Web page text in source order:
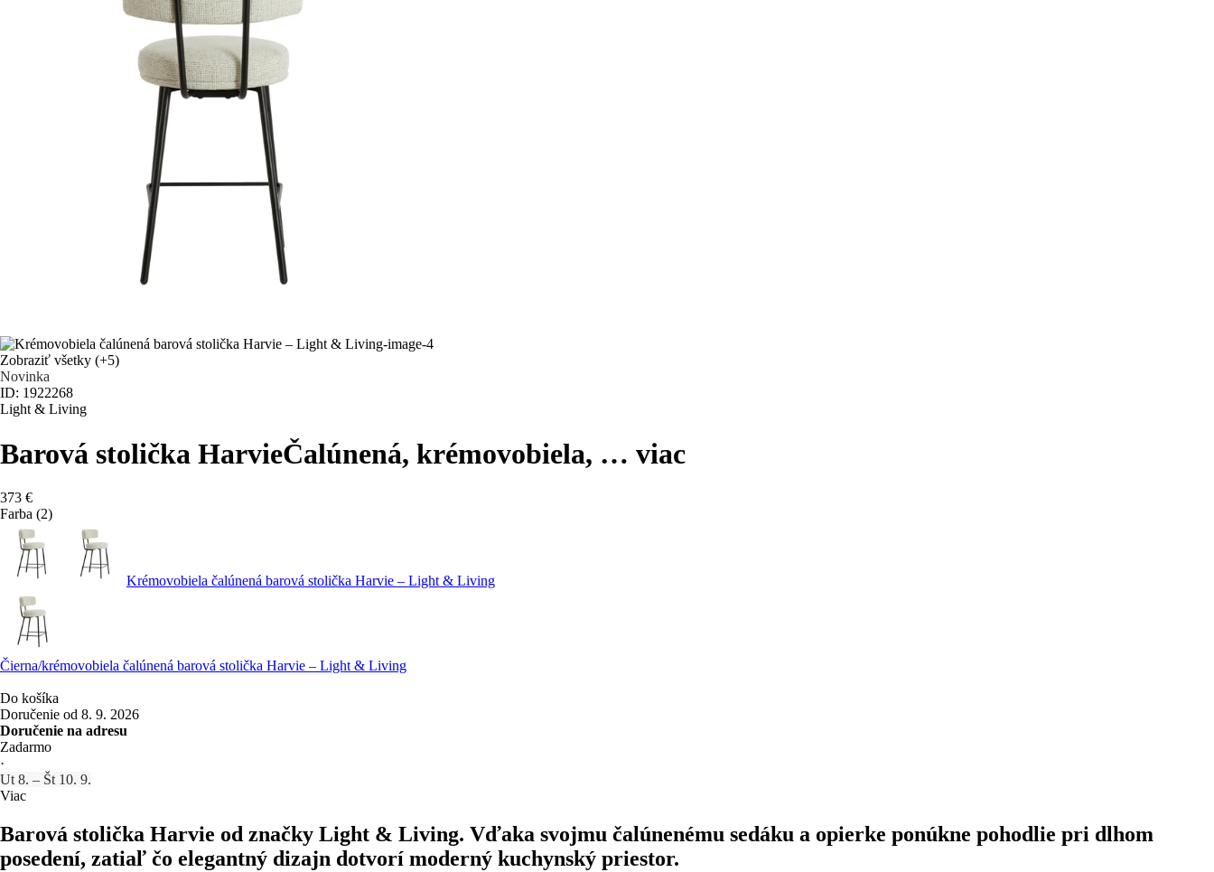
Zobraziť všetky (+5)
Novinka
ID: 1922268
Light & Living
Barová stolička HarvieČalúnená, krémovobiela, … viac
373 €
Farba (2)
Krémovobiela čalúnená barová stolička Harvie – Light & Living
Čierna/krémovobiela čalúnená barová stolička Harvie – Light & Living
Do košíka
Doručenie od 8. 9. 2026
Doručenie na adresu
Zadarmo
·
Ut 8. – Št 10. 9.
Viac
Barová stolička Harvie od značky Light & Living. Vďaka svojmu čalúnenému sedáku a opierke ponúkne pohodlie pri dlhom
posedení, zatiaľ čo elegantný dizajn dotvorí moderný kuchynský priestor.